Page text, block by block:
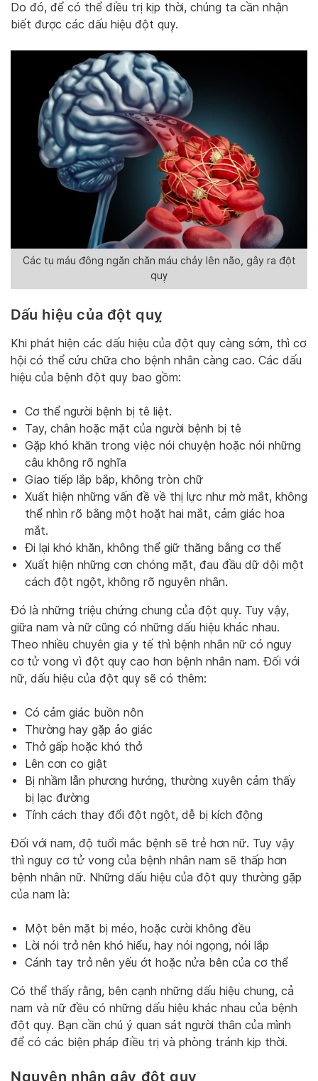
Do đó, để có thể điều trị kịp thời, chúng ta cần nhận
biết được các dấu hiệu đột quỵ.
Các tụ máu đông ngăn chăn máu chảy lên não, gây ra đột
quỵ
Dấu hiệu của đột quỵ
Khi phát hiện các dấu hiệu của đột quỵ càng sớm, thì cơ
hội có thể cứu chữa cho bệnh nhân càng cao. Các dấu
hiệu của bệnh đột quỵ bao gồm:
Cơ thể người bệnh bị tê liệt.
Tay, chân hoặc mặt của người bệnh bị tê
Gặp khó khăn trong việc nói chuyện hoặc nói những
câu không rõ nghĩa
Giao tiếp lắp bắp, không tròn chữ
Xuất hiện những vấn đề về thị lực như mờ mắt, không
thể nhìn rõ bằng một hoặt hai mắt, cảm giác hoa
mắt.
Đi lại khó khăn, không thể giữ thăng bằng cơ thể
Xuất hiện những cơn chóng mặt, đau đầu dữ dội một
cách đột ngột, không rõ nguyên nhân.
Đó là những triệu chứng chung của đột quỵ. Tuy vậy,
giữa nam và nữ cũng có những dấu hiệu khác nhau.
Theo nhiều chuyên gia y tế thì bệnh nhân nữ có nguy
cơ tử vong vì đột quỵ cao hơn bệnh nhân nam. Đối với
nữ, dấu hiệu của đột quỵ sẽ có thêm:
Có cảm giác buồn nôn
Thường hay gặp ảo giác
Thở gấp hoặc khó thở
Lên cơn co giật
Bị nhầm lẫn phương hướng, thường xuyên cảm thấy
bị lạc đường
Tính cách thay đổi đột ngột, dễ bị kích động
Đối với nam, độ tuổi mắc bệnh sẽ trẻ hơn nữ. Tuy vậy
thì nguy cơ tử vong của bệnh nhân nam sẽ thấp hơn
bệnh nhân nữ. Những dấu hiệu của đột quỵ thường gặp
của nam là:
Một bên mặt bị méo, hoặc cười không đều
Lời nói trở nên khó hiểu, hay nói ngọng, nói lắp
Cánh tay trở nên yếu ớt hoặc nửa bên của cơ thể
Có thể thấy rằng, bên cạnh những dấu hiệu chung, cả
nam và nữ đều có những dấu hiệu khác nhau của bệnh
đột quỵ. Bạn cần chú ý quan sát người thân của mình
để có các biện pháp điều trị và phòng tránh kịp thời.
Nguyên nhân gây đột quỵ